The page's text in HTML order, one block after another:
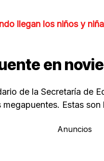
llegan los niños y
en
de la Secretaría de
Estas son
Anuncios